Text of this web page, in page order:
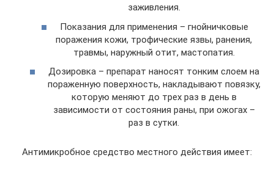
заживления.
Показания для применения – гнойничковые
поражения кожи, трофические язвы, ранения,
травмы, наружный отит, мастопатия.
Дозировка – препарат наносят тонким слоем на
пораженную поверхность, накладывают повязку,
которую меняют до трех раз в день в
зависимости от состояния раны, при ожогах –
раз в сутки.
Антимикробное средство местного действия имеет: